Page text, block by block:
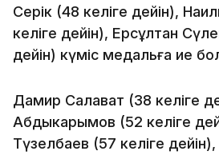
Серік (48 келіге дейін),
келіге дейін), Ерсұлтан
дейін) күміс медальға ие
Дамир Салават (38 келіге
Абдыкарымов (52 келіге
Түзелбаев (57 келіге